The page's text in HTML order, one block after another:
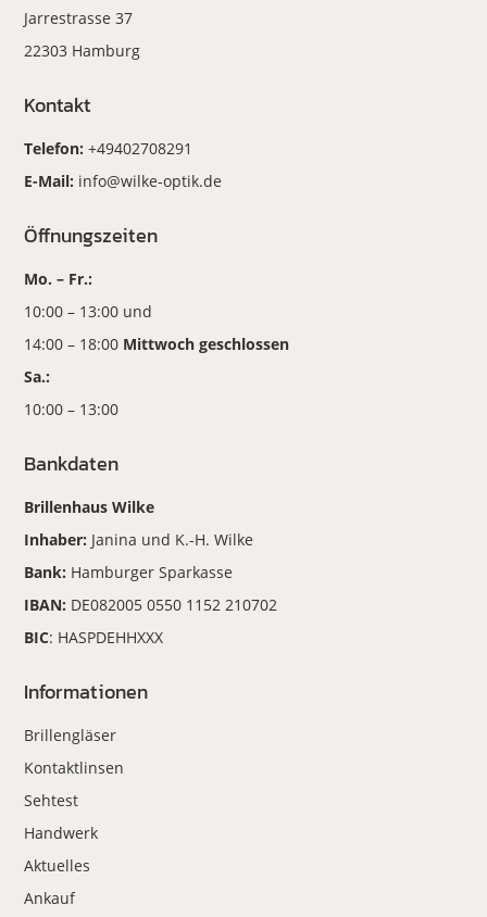
Jarrestrasse 37
22303 Hamburg
Kontakt
Telefon:+49402708291
E-Mail: info@wilke-optik.de
Öffnungszeiten
Mo. – Fr.:
10:00 – 13:00 und
14:00 – 18:00 Mittwoch geschlossen
Sa.:
10:00 – 13:00
Bankdaten
Brillenhaus Wilke
Inhaber: Janina und K.-H. Wilke
Bank: Hamburger Sparkasse
IBAN: DE082005 0550 1152 210702
BIC: HASPDEHHXXX
Informationen
Brillengläser
Kontaktlinsen
Sehtest
Handwerk
Aktuelles
Ankauf